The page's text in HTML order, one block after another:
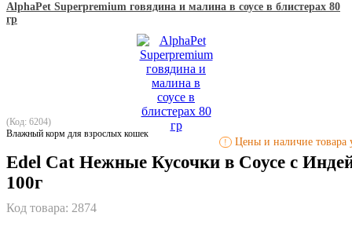
AlphaPet Superpremium говядина и малина в соусе в блистерах 80
гр
(Код: 6204)
Влажный корм для взрослых кошек
! Цены и наличие товара
Edel Cat Нежные Кусочки в Соусе с
100г
Код товара: 2874